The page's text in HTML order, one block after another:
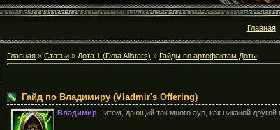
Главная|
Главная » Статьи » Дота 1 (Dota Allstars) » Гайды по артефактам Доты
Гайд по Владимиру (Vladmir's Offering)
Владимир - итем, дающий так много аур, как никакой другой